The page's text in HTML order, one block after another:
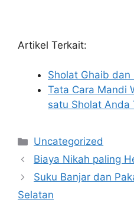
Artikel Terkait:
Sholat Ghaib dan
Tata Cara Mandi
satu Sholat Anda
Categories
Uncategorized
Biaya Nikah paling
Suku Banjar dan
Selatan